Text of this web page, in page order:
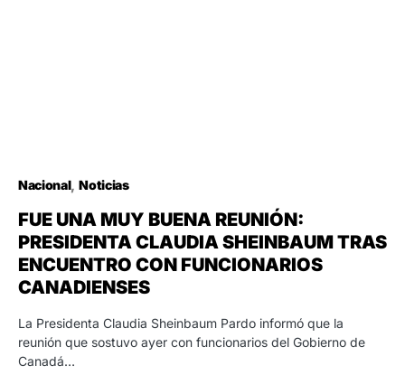
Nacional Noticias
FUE UNA MUY BUENA REUNIÓN:
PRESIDENTA CLAUDIA SHEINBAUM TRAS
ENCUENTRO CON FUNCIONARIOS
CANADIENSES
La Presidenta Claudia Sheinbaum Pardo informó que la
reunión que sostuvo ayer con funcionarios del Gobierno de
Canadá…